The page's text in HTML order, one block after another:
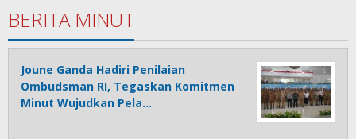
BERITA MINUT
Joune Ganda Hadiri Penilaian
Ombudsman RI, Tegaskan Komitmen
Minut Wujudkan Pela…